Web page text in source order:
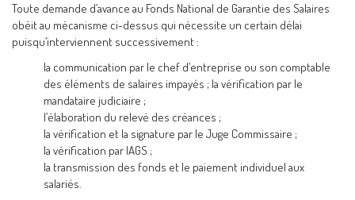
Toute demande d’avance au Fonds National de Garantie des Salaires
obéit au mécanisme ci-dessus qui nécessite un certain délai
puisqu’interviennent successivement :
la communication par le chef d’entreprise ou son comptable
des éléments de salaires impayés ; la vérification par le
mandataire judiciaire ;
l’élaboration du relevé des créances ;
la vérification et la signature par le Juge Commissaire ;
la vérification par lAGS ;
la transmission des fonds et le paiement individuel aux
salariés.